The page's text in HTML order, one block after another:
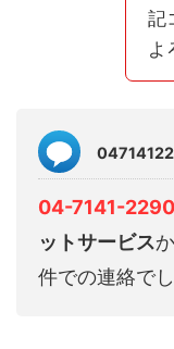
記
よ
04-7141-
ットサービス
件での連絡で